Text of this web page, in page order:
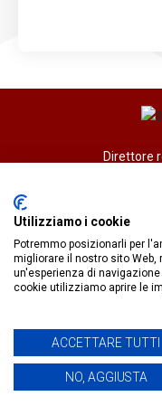
Direttore
presso il Tribunale di
Utilizziamo i cookie
Potremmo posizionarli per
migliorare il nostro sito
un'esperienza di
cookie utilizziamo aprire le
ACCETTARE TUTTI
NO, AGGIUSTA